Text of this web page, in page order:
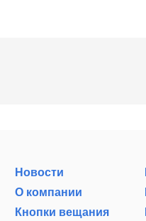
Новости
О компании
Кнопки вещания